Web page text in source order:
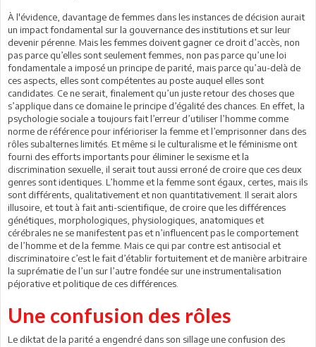
À l'évidence, davantage de femmes dans les instances de décision aurait
un impact fondamental sur la gouvernance des institutions et sur leur
devenir pérenne. Mais les femmes doivent gagner ce droit d’accès, non
pas parce qu’elles sont seulement femmes, non pas parce qu’une loi
fondamentale a imposé un principe de parité, mais parce qu’au-delà de
ces aspects, elles sont compétentes au poste auquel elles sont
candidates. Ce ne serait, finalement qu’un juste retour des choses que
s’applique dans ce domaine le principe d’égalité des chances. En effet, la
psychologie sociale a toujours fait l’erreur d’utiliser l’homme comme
norme de référence pour inférioriser la femme et l’emprisonner dans des
rôles subalternes limités. Et même si le culturalisme et le féminisme ont
fourni des efforts importants pour éliminer le sexisme et la
discrimination sexuelle, il serait tout aussi erroné de croire que ces deux
genres sont identiques. L’homme et la femme sont égaux, certes, mais ils
sont différents, qualitativement et non quantitativement. Il serait alors
illusoire, et tout à fait anti-scientifique, de croire que les différences
génétiques, morphologiques, physiologiques, anatomiques et
cérébrales ne se manifestent pas et n’influencent pas le comportement
de l’homme et de la femme. Mais ce qui par contre est antisocial et
discriminatoire c’est le fait d’établir fortuitement et de manière arbitraire
la suprématie de l’un sur l’autre fondée sur une instrumentalisation
péjorative et politique de ces différences.
Une confusion des rôles
Le diktat de la parité a engendré dans son sillage une confusion des